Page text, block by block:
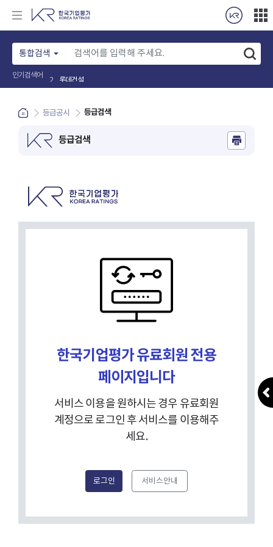
통합검색
인기검색어 2 롯데건설
등급공시 등급검색
등급검색
한국기업평가 유료회원 전용
페이지입니다
서비스 이용을 원하시는 경우 유료회원
계정으로 로그인 후 서비스를 이용해주
세요.
로그인 서비스안내